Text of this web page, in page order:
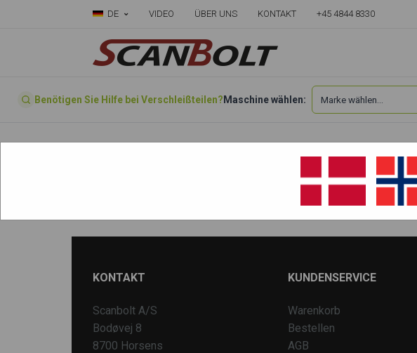
DE VIDEO ÜBER UNS KONTAKT +45 4844 8330
Benötigen Sie Hilfe bei Verschleißteilen? Maschine wählen:
1080 B
KONTAKT
Scanbolt A/S
Bodøvej 8
8700 Horsens
KUNDENSERVICE
Warenkorb
Bestellen
AGB